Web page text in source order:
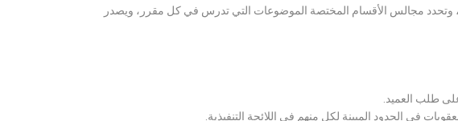
وتحدد مجالس الأقسام المختصة الموضوعات التي تدرس في كل مقرر، ويصدر
طلب العميد.
في الحدود المبينة لكل منهم في اللائحة التنفيذية.